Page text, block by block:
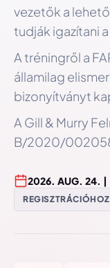
vezetők a
tudják igazítani
A tréningről a
államilag
bizonyítványt
A Gill & Murry
B/2020/
2026. AUG. 24. |